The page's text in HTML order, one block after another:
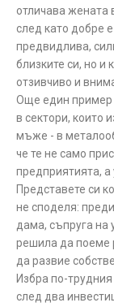
отличава жената
след като добре
предвидлива,
близките си, но и
отзивчиво и
Още един пример
в сектори, които
мъже - в
че те не само
предприятията,
Представете си
не споделя:
дама, съпруга
решила да поеме
да развие
Избра по-
след два